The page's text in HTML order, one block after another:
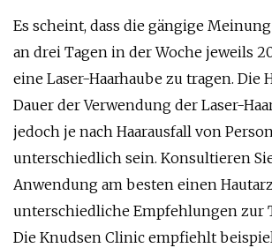
Es scheint, dass die gängige
an drei Tagen in der Woche jeweils
eine Laser-Haarhaube zu tragen. Die
Dauer der Verwendung der Laser-
jedoch je nach Haarausfall von
unterschiedlich sein. Konsultieren
Anwendung am besten einen
unterschiedliche Empfehlungen zur
Die Knudsen Clinic empfiehlt